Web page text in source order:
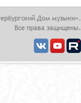
Дом музыки».
Все права защищены.